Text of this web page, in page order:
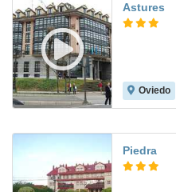
Astures
Oviedo
Piedra